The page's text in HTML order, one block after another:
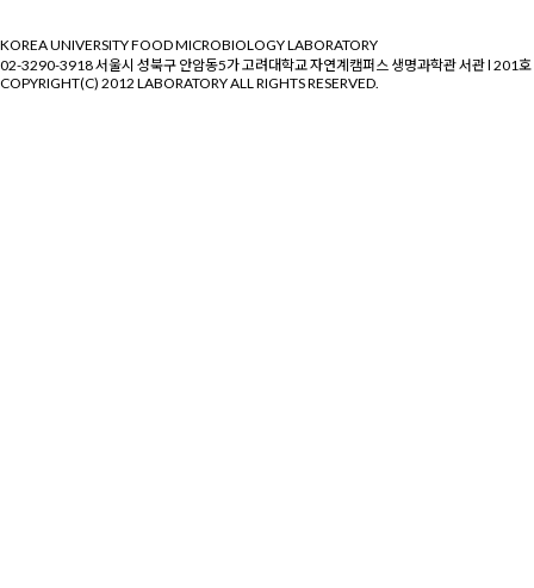
KOREA UNIVERSITY FOOD MICROBIOLOGY LABORATORY
02-3290-3918 서울시 성북구 안암동5가 고려대학교 자연계캠퍼스 생명과학관 서관 l 201호
COPYRIGHT(C) 2012 LABORATORY ALL RIGHTS RESERVED.